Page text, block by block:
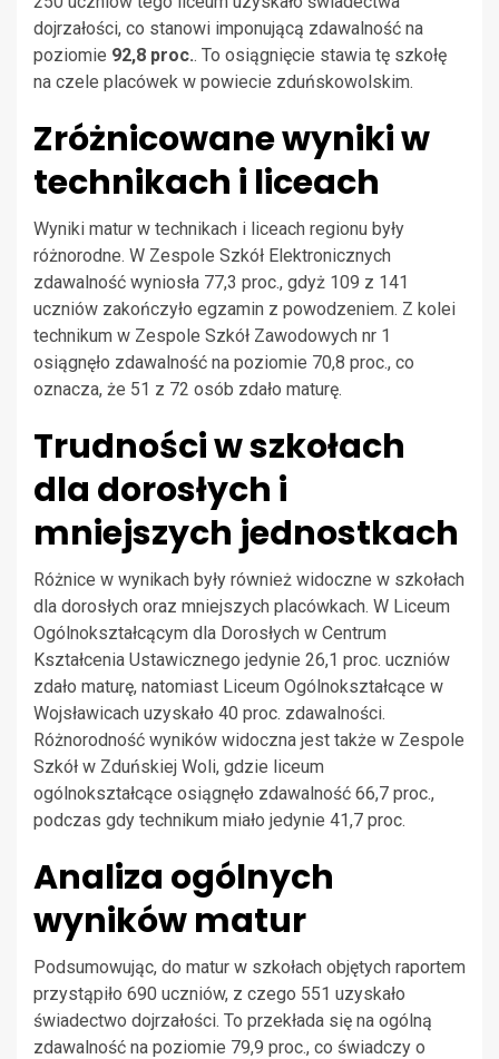
dojrzałości, co stanowi imponującą zdawalność na
poziomie 92,8 proc.. To osiągnięcie stawia tę szkołę
na czele placówek w powiecie zduńskowolskim.
Zróżnicowane wyniki w
technikach i liceach
Wyniki matur w technikach i liceach regionu były
różnorodne. W Zespole Szkół Elektronicznych
zdawalność wyniosła 77,3 proc., gdyż 109 z 141
uczniów zakończyło egzamin z powodzeniem. Z kolei
technikum w Zespole Szkół Zawodowych nr 1
osiągnęło zdawalność na poziomie 70,8 proc., co
oznacza, że 51 z 72 osób zdało maturę.
Trudności w szkołach
dla dorosłych i
mniejszych jednostkach
Różnice w wynikach były również widoczne w szkołach
dla dorosłych oraz mniejszych placówkach. W Liceum
Ogólnokształcącym dla Dorosłych w Centrum
Kształcenia Ustawicznego jedynie 26,1 proc. uczniów
zdało maturę, natomiast Liceum Ogólnokształcące w
Wojsławicach uzyskało 40 proc. zdawalności.
Różnorodność wyników widoczna jest także w Zespole
Szkół w Zduńskiej Woli, gdzie liceum
ogólnokształcące osiągnęło zdawalność 66,7 proc.,
podczas gdy technikum miało jedynie 41,7 proc.
Analiza ogólnych
wyników matur
Podsumowując, do matur w szkołach objętych raportem
przystąpiło 690 uczniów, z czego 551 uzyskało
świadectwo dojrzałości. To przekłada się na ogólną
zdawalność na poziomie 79,9 proc., co świadczy o